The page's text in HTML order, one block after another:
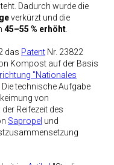
Dadurch wurde die
verkürzt und die
45–55 % erhöht
das Patent Nr. 23822
Kompost auf der Basis
"Nationales
Die technische Aufgabe
von
Reifezeit des
Sapropel und